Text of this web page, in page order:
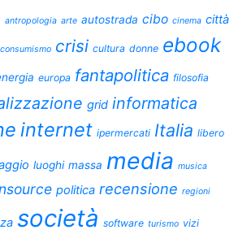
antropologia arte autostrada cibo cinema città
consumismo crisi cultura donne ebook
europa fantapolitica filosofia
grid informatica
internet ipermercati Italia libero
luoghi massa media musica
politica recensione regioni
società software turismo vizi